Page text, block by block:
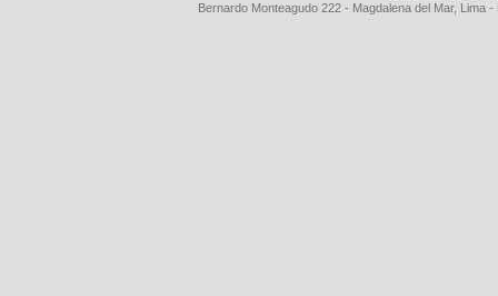
Bernardo Monteagudo 222 - Magdalena del Mar, Lima